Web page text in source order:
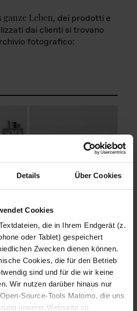
Details Über Cookies
Cookies
die in Ihrem Endgerät (z.
oder Tablet) gespeichert
Zwecken dienen können.
Cookies, die für den Betrieb
sind und für die wir keine
Wir nutzen darüber hinaus nur
Source-Tools Matomo, die uns
unserer Webseite zu
ganze Leben, dei prodotti e
dai clienti si trovano
fotografico:
Fotografo: Lorenz
Sternbach
Download